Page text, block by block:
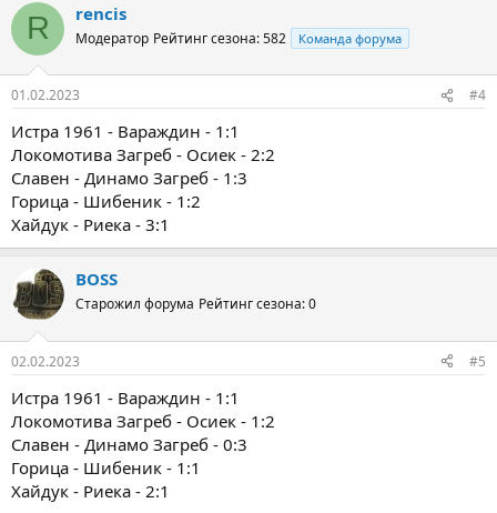
R rencis
Модератор Рейтинг сезона: 582 Команда форума
01.02.2023 #4
Истра 1961 - Вараждин - 1:1
Локомотива Загреб - Осиек - 2:2
Славен - Динамо Загреб - 1:3
Горица - Шибеник - 1:2
Хайдук - Риека - 3:1
BOSS
Старожил форума Рейтинг сезона: 0
02.02.2023 #5
Истра 1961 - Вараждин - 1:1
Локомотива Загреб - Осиек - 1:2
Славен - Динамо Загреб - 0:3
Горица - Шибеник - 1:1
Хайдук - Риека - 2:1